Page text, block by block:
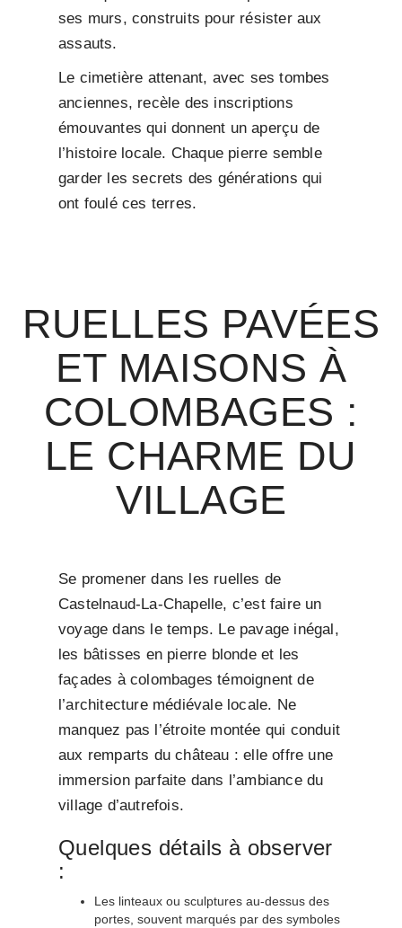
ses murs, construits pour résister aux
assauts.
Le cimetière attenant, avec ses tombes
anciennes, recèle des inscriptions
émouvantes qui donnent un aperçu de
l’histoire locale. Chaque pierre semble
garder les secrets des générations qui
ont foulé ces terres.
RUELLES PAVÉES
ET MAISONS À
COLOMBAGES :
LE CHARME DU
VILLAGE
Se promener dans les ruelles de
Castelnaud-La-Chapelle, c’est faire un
voyage dans le temps. Le pavage inégal,
les bâtisses en pierre blonde et les
façades à colombages témoignent de
l’architecture médiévale locale. Ne
manquez pas l’étroite montée qui conduit
aux remparts du château : elle offre une
immersion parfaite dans l’ambiance du
village d’autrefois.
Quelques détails à observer
:
Les linteaux ou sculptures au-dessus des
portes, souvent marqués par des symboles